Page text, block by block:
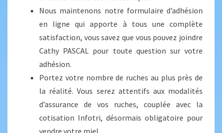
Nous maintenons notre formulaire d’adhésion
en ligne qui apporte à tous une complète
satisfaction, vous savez que vous pouvez joindre
Cathy PASCAL pour toute question sur votre
adhésion.
Portez votre nombre de ruches au plus près de
la réalité. Vous serez attentifs aux modalités
d’assurance de vos ruches, couplée avec la
cotisation Infotri, désormais obligatoire pour